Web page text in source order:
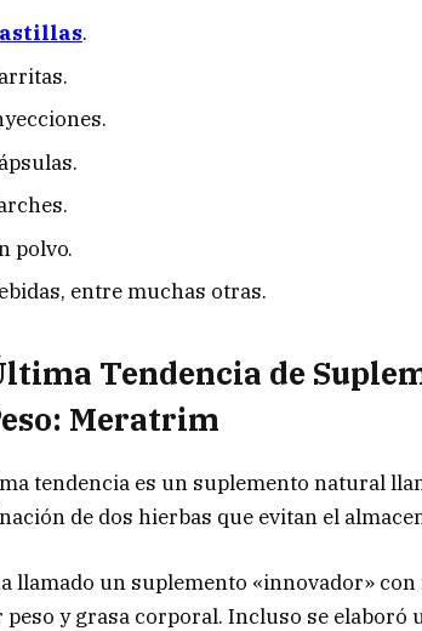
.
polvo.
entre muchas otras.
Tendencia de
Meratrim
tendencia es un suplemento natural
de dos hierbas que evitan el
llamado un suplemento «innovador»
peso y grasa corporal. Incluso se elaboró